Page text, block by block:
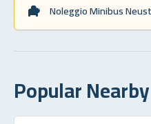
Noleggio Minibus
Popular